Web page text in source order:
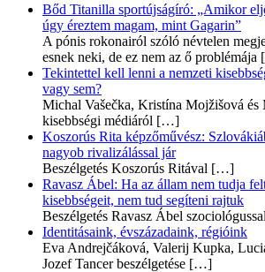
Bőd Titanilla sportújságíró: „Amikor
úgy éreztem magam, mint Gagarin”
A pónis rokonairól szóló névtelen
esnek neki, de ez nem az ő problémája
Tekintettel kell lenni a nemzeti
vagy sem?
Michal Vašečka, Kristína Mojžišová és
kisebbségi médiáról […]
Koszorús Rita képzőművész:
nagyob rivalizálással jár
Beszélgetés Koszorús Ritával […]
Ravasz Ábel: Ha az állam nem tudja
kisebbségeit, nem tud segíteni rajtuk
Beszélgetés Ravasz Ábel szociológussal
Identitásaink, évszázadaink, régióink
Eva Andrejčáková, Valerij Kupka,
Jozef Tancer beszélgetése […]